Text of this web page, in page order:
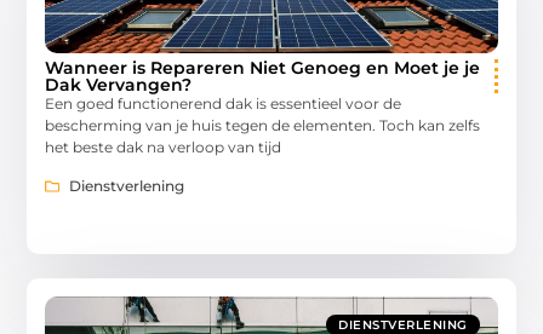
Wanneer is Repareren Niet Genoeg en Moet je je
Dak Vervangen?
Een goed functionerend dak is essentieel voor de
bescherming van je huis tegen de elementen. Toch kan zelfs
het beste dak na verloop van tijd
Dienstverlening
DIENSTVERLENING